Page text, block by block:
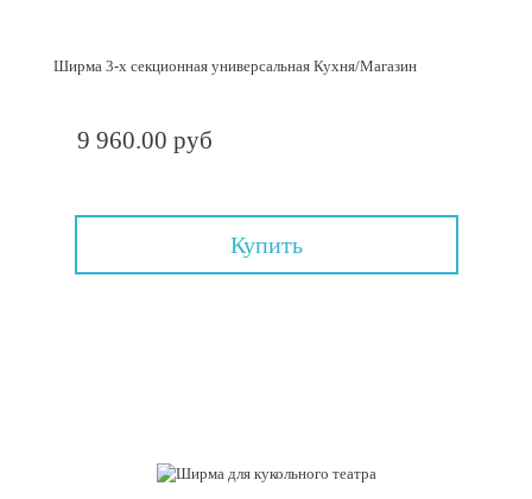
Ширма 3-х секционная универсальная Кухня/Магазин
9 960.00 руб
Купить